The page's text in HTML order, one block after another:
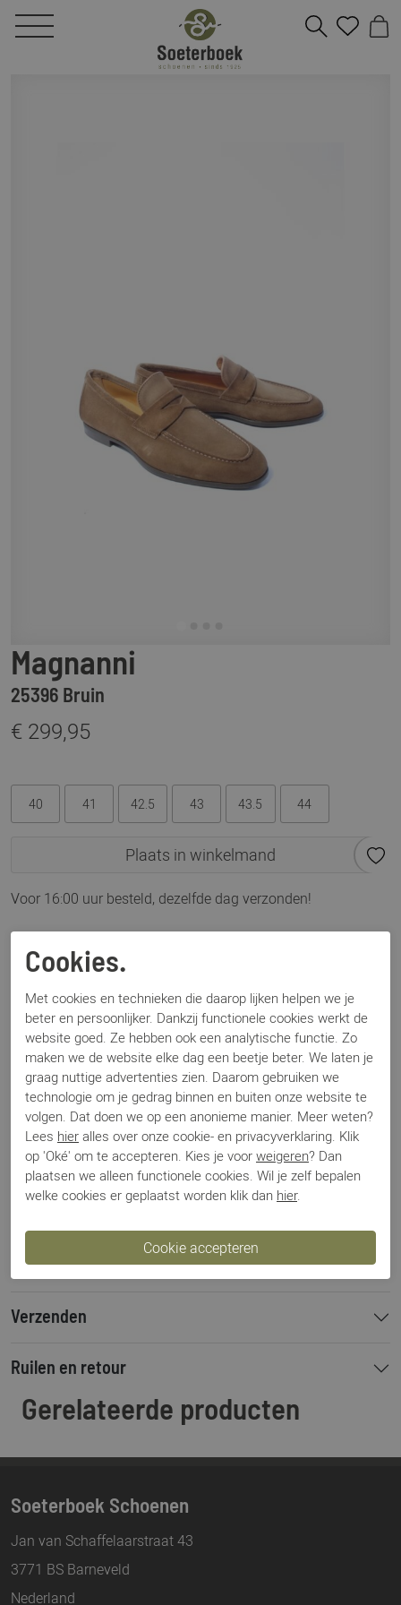
Magnanni
25396 Bruin
€ 299,95
40 41 42.5 43 43.5 44
Plaats in winkelmand
Voor 16:00 uur besteld, dezelfde dag verzonden!
Magnanni 25396 camel bruin
Specificaties
Merk
Magnanni
Artikelnummer
25396
Los voetbed
Nee
Categorie
Instapper
Kleur
Bruin
Materiaal
Suede
Bestelcode
000002888
Betalen
Verzenden
Ruilen en retour
Gerelateerde producten
Soeterboek Schoenen
Jan van Schaffelaarstraat 43
3771 BS Barneveld
Nederland
Cookies.
Met cookies en technieken die daarop lijken helpen we je
beter en persoonlijker. Dankzij functionele cookies werkt de
website goed. Ze hebben ook een analytische functie. Zo
maken we de website elke dag een beetje beter. We laten je
graag nuttige advertenties zien. Daarom gebruiken we
technologie om je gedrag binnen en buiten onze website te
volgen. Dat doen we op een anonieme manier. Meer weten?
Lees hier alles over onze cookie- en privacyverklaring. Klik
op 'Oké' om te accepteren. Kies je voor weigeren? Dan
plaatsen we alleen functionele cookies. Wil je zelf bepalen
welke cookies er geplaatst worden klik dan hier.